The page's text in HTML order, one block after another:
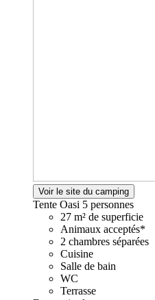
Voir le site du camping
Tente Oasi 5 personnes
27 m² de superficie
Animaux acceptés*
2 chambres séparées
Cuisine
Salle de bain
WC
Terrasse